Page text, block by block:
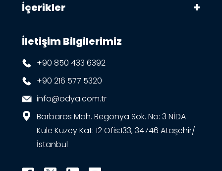
İçerikler
İletişim Bilgilerimiz
+90 850 433 6392
+90 216 577 5320
info@odya.com.tr
Barbaros Mah. Begonya Sok. No: 3 NİDA
Kule Kuzey Kat: 12 Ofis:133, 34746 Ataşehir/
İstanbul